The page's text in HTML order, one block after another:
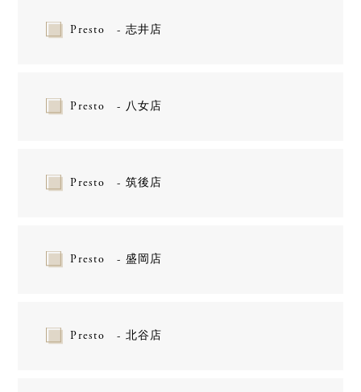
Presto - 志井店
Presto - 八女店
Presto - 筑後店
Presto - 盛岡店
Presto - 北谷店